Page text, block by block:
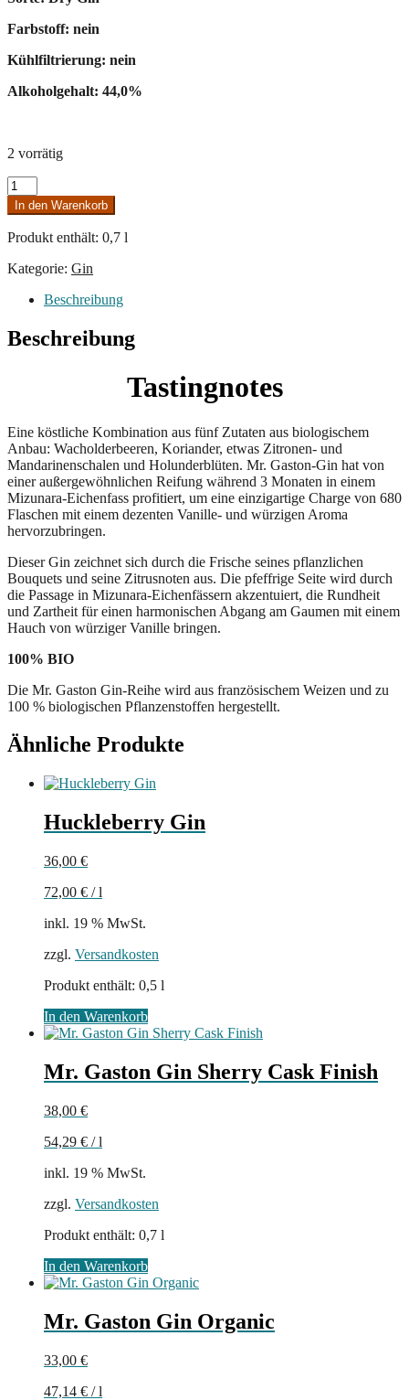
Farbstoff: nein
Kühlfiltrierung: nein
Alkoholgehalt: 44,0%
2 vorrätig
Mr.
Gaston
Gin
Mizunara
Finish
In den Warenkorb
Produkt enthält: 0,7 l
Kategorie: Gin
Beschreibung
Beschreibung
Tastingnotes
Eine köstliche Kombination aus fünf Zutaten aus biologischem
Anbau: Wacholderbeeren, Koriander, etwas Zitronen- und
Mandarinenschalen und Holunderblüten. Mr. Gaston-Gin hat von
einer außergewöhnlichen Reifung während 3 Monaten in einem
Mizunara-Eichenfass profitiert, um eine einzigartige Charge von 680
Flaschen mit einem dezenten Vanille- und würzigen Aroma
hervorzubringen.
Dieser Gin zeichnet sich durch die Frische seines pflanzlichen
Bouquets und seine Zitrusnoten aus. Die pfeffrige Seite wird durch
die Passage in Mizunara-Eichenfässern akzentuiert, die Rundheit
und Zartheit für einen harmonischen Abgang am Gaumen mit einem
Hauch von würziger Vanille bringen.
100% BIO
Die Mr. Gaston Gin-Reihe wird aus französischem Weizen und zu
100 % biologischen Pflanzenstoffen hergestellt.
Ähnliche Produkte
Huckleberry Gin
36,00 €
72,00 € /l
inkl. 19 % MwSt.
zzgl. Versandkosten
Produkt enthält: 0,5 l
In den Warenkorb
Mr. Gaston Gin Sherry Cask Finish
38,00 €
54,29 € /l
inkl. 19 % MwSt.
zzgl. Versandkosten
Produkt enthält: 0,7 l
In den Warenkorb
Mr. Gaston Gin Organic
33,00 €
47,14 € /l